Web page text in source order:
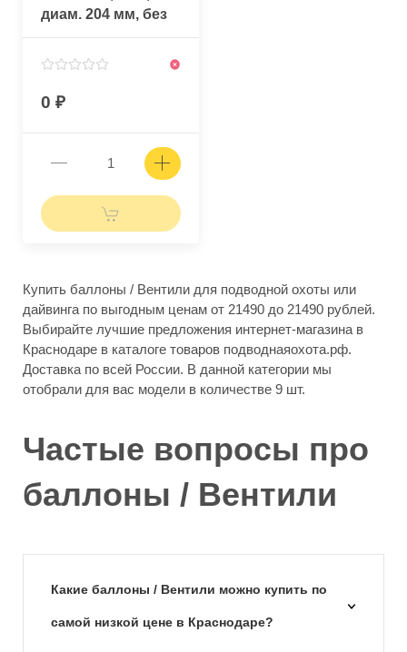
диам. 204 мм, без
вентиля
0
Купить баллоны / Вентили для подводной охоты или
дайвинга по выгодным ценам от 21490 до 21490 рублей.
Выбирайте лучшие предложения интернет-магазина в
Краснодаре в каталоге товаров подводнаяохота.рф.
Доставка по всей России. В данной категории мы
отобрали для вас модели в количестве 9 шт.
Частые вопросы про
баллоны / Вентили
Какие баллоны / Вентили можно купить по
самой низкой цене в Краснодаре?